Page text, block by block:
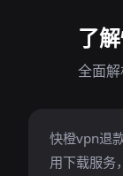
了
全面
快橙vpn退
用下载服务